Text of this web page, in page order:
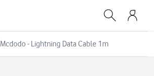
Mcdodo - Lightning Data Cable 1m